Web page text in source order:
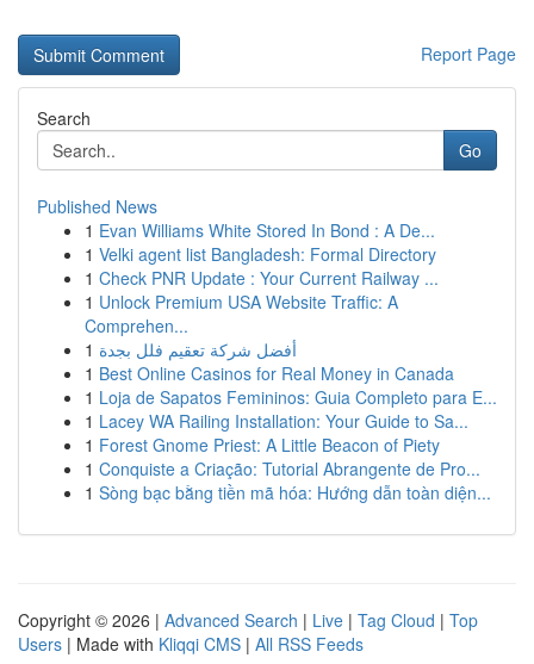
Report Page
Search
Go
Published News
1 Evan Williams White Stored In Bond : A De...
1 Velki agent list Bangladesh: Formal Directory
1 Check PNR Update : Your Current Railway ...
1 Unlock Premium USA Website Traffic: A
Comprehen...
1 أفضل شركة تعقيم فلل بجدة
1 Best Online Casinos for Real Money in Canada
1 Loja de Sapatos Femininos: Guia Completo para E...
1 Lacey WA Railing Installation: Your Guide to Sa...
1 Forest Gnome Priest: A Little Beacon of Piety
1 Conquiste a Criação: Tutorial Abrangente de Pro...
1 Sòng bạc bằng tiền mã hóa: Hướng dẫn toàn diện...
Copyright © 2026 | Advanced Search | Live | Tag Cloud | Top
Users | Made with Kliqqi CMS | All RSS Feeds